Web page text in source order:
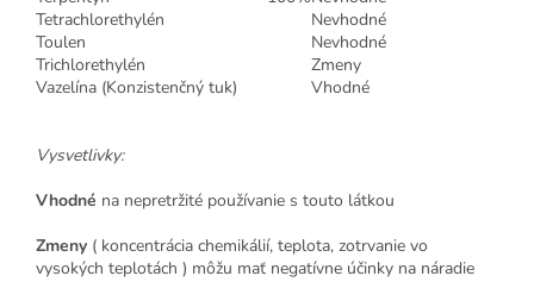
Tetrachlorethylén
Nevhodné
Toulen
Nevhodné
Trichlorethylén
Zmeny
Vazelína (Konzistenčný tuk)
Vhodné
Vysvetlivky:
Vhodné na nepretržité používanie s touto látkou
Zmeny ( koncentrácia chemikálií, teplota, zotrvanie vo
vysokých teplotách ) môžu mať negatívne účinky na náradie